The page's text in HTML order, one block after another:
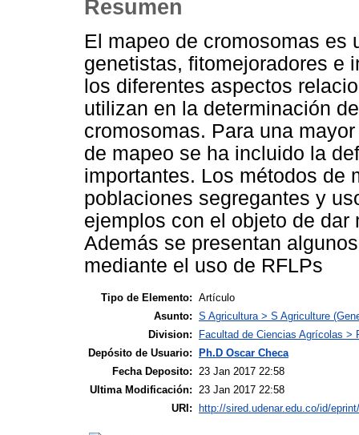
Resumen
El mapeo de cromosomas es
genetistas, fitomejoradores e
los diferentes aspectos
utilizan en la determinación
cromosomas. Para una
de mapeo se ha incluido la
importantes. Los métodos de
poblaciones segregantes y
ejemplos con el objeto de
Además se presentan
mediante el uso de RFLPs
Tipo de Elemento: Artículo
Asunto: S Agricultura > S Agriculture
Division:
Facultad de Ciencias Agrícolas >
Depósito de Usuario: Ph.D Oscar Checa
Fecha Deposito:
23 Jan 2017 22:58
Ultima Modificación:
23 Jan 2017 22:58
URI: http://sired.udenar.edu.co/id/